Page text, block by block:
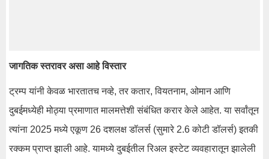
जागतिक स्तरावर असा आहे विस्तार
ट्रम्प यांनी केवळ भारतातच नव्हे, तर कतार, वियतनाम, ओमान आणि
दुबईमध्येही मोठ्या प्रमाणात मालमत्तेशी संबंधित करार केले आहेत. या सर्वांतून
त्यांना 2025 मध्ये एकूण 26 दशलक्ष डॉलर्स (सुमारे 2.6 कोटी डॉलर्स) इतकी
रक्कम प्राप्त झाली आहे. यामध्ये दुबईतील रिअल इस्टेट व्यवहारातून झालेली